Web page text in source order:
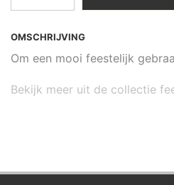
OMSCHRIJVING
Om een mooi feestelijk
Bekijk meer uit de collectie